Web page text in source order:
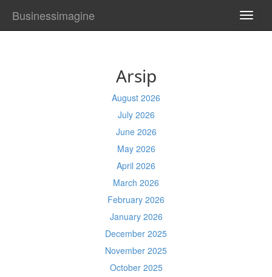
Businessimagine
Arsip
August 2026
July 2026
June 2026
May 2026
April 2026
March 2026
February 2026
January 2026
December 2025
November 2025
October 2025